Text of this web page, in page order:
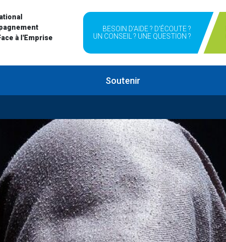
à l'Emprise
BESOIN D'AIDE ? D'ÉCOUTE ?
UN CONSEIL ? UNE QUESTION ?
Soutenir